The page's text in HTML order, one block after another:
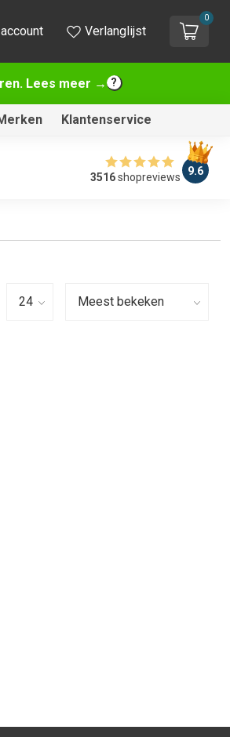
Lees meer →
Verlanglijst
0
Klantenservice
3516shopreviews 9.6